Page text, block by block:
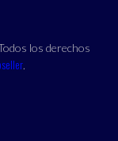
los derechos
.